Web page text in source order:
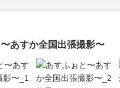
あすか全国出張撮影〜